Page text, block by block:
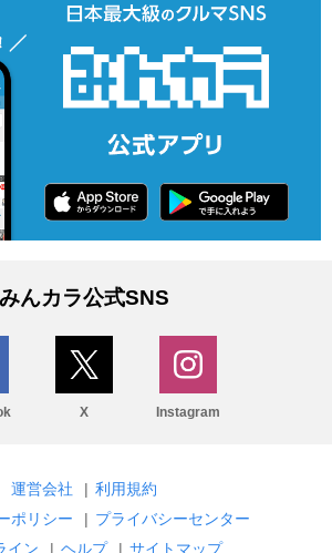
みんカラ公式SNS
X Instagram
運営会社 | 利用規約
ポリシー
| プライバシーセンター
イン
| ヘルプ | サイトマップ